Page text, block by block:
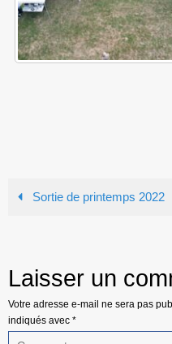
Sortie de printemps 2022
Laisser un
Votre adresse e-mail ne sera pas
indiqués avec *